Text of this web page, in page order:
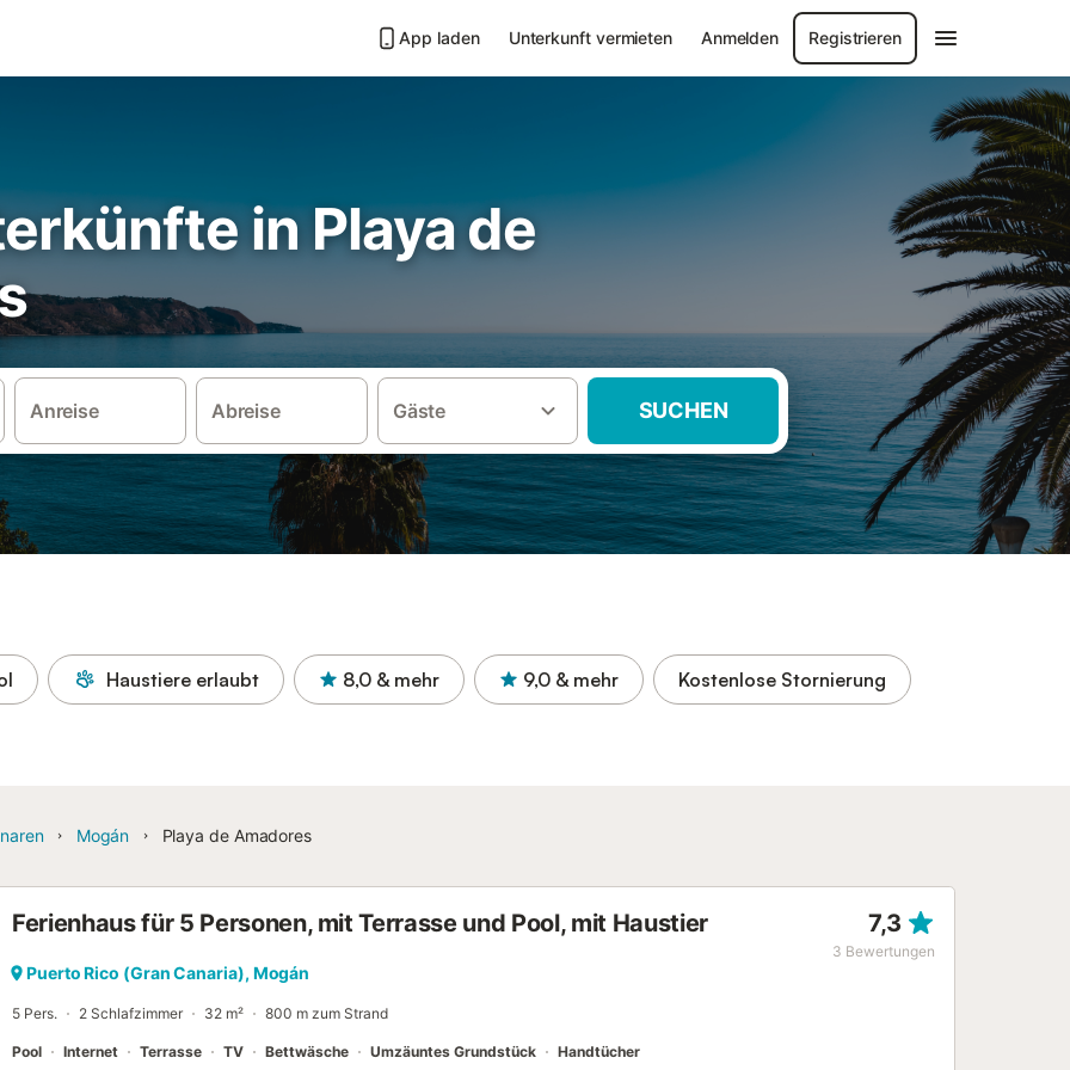
App laden Unterkunft vermieten Anmelden Registrieren
in Playa de
Anreise Abreise Gäste SUCHEN
Haustiere erlaubt 8,0 & mehr 9,0 & mehr Kostenlose Stornierung
Mogán Playa de Amadores
Ferienhaus für 5 Personen, mit Terrasse und Pool, mit Haustier 7,3
3 Bewertungen
Puerto Rico (Gran Canaria), Mogán
5 Pers. 2 Schlafzimmer 32 m² 800 m zum Strand
Pool Internet Terrasse TV Bettwäsche Umzäuntes Grundstück Handtücher